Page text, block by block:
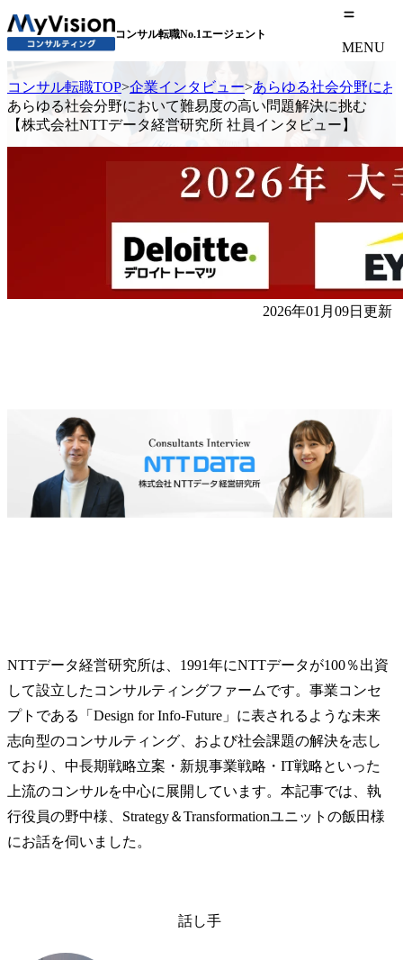
コンサル転職No.1エージェント
MENU
コンサル転職TOP>企業インタビュー>あらゆる社会分野に
あらゆる社会分野において難易度の高い問題解決に挑む
【株式会社NTTデータ経営研究所 社員インタビュー】
2026年01月09日更新
NTTデータ経営研究所は、1991年にNTTデータが100％出資
して設立したコンサルティングファームです。事業コンセ
プトである「Design for Info-Future」に表されるような未来
志向型のコンサルティング、および社会課題の解決を志し
ており、中長期戦略立案・新規事業戦略・IT戦略といった
上流のコンサルを中心に展開しています。本記事では、執
行役員の野中様、Strategy＆Transformationユニットの飯田様
にお話を伺いました。
話し手